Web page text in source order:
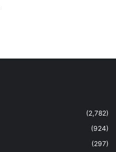
(2,782)
(924)
(297)